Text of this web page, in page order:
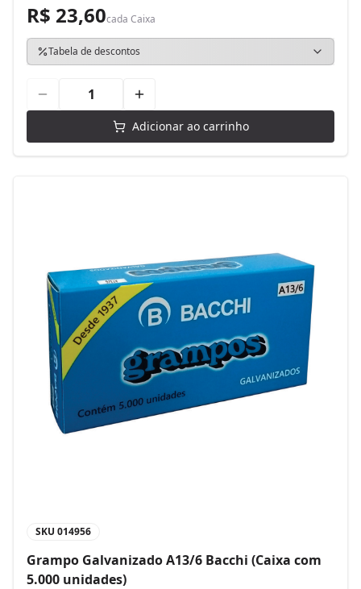
R$ 23,60cada Caixa
Tabela de descontos
Adicionar ao carrinho
SKU 014956
Grampo Galvanizado A13/6 Bacchi (Caixa com
5.000 unidades)